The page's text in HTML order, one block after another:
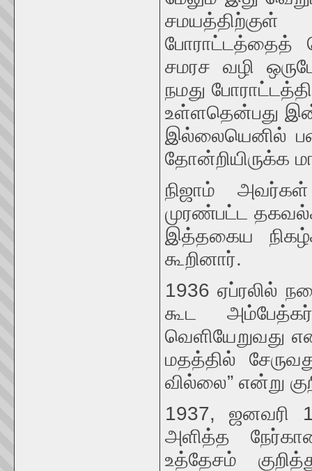
போராட்டத்தைத்
சமரச வழி
நமது
உள்ளதென்பது
இல்லையெனில்
தோன்றியிருக்க
நிஜாம்
முரண்பட்ட
இத்தகைய
கூறினார்.
1936 ஏப்ரலில்
கூட
வெளியேறுவது
மதத்தில்
வில்லை” என்று
1937, ஜனவரி
அளித்த
உத்தேசம்